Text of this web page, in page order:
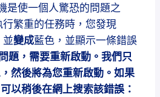
是使一個人驚恐的問題之
繁重的任務時，您發現
變成藍色，並顯示一條錯誤
題，需要重新啟動。 我們只
然後將為您重新啟動。 如果
以稍後在網上搜索該錯誤：